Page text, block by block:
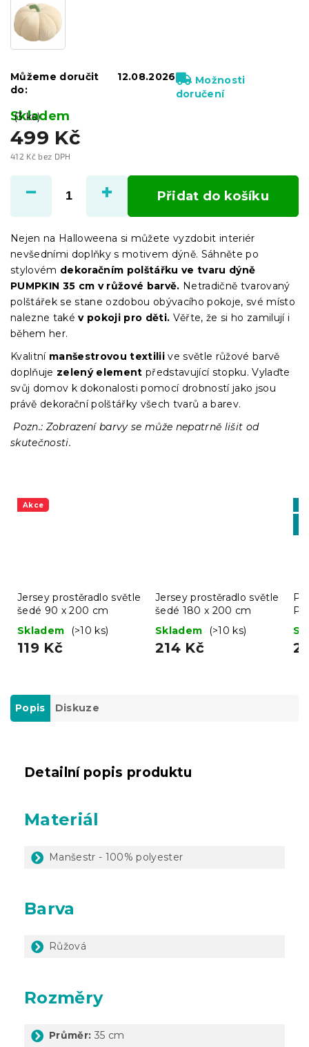
499 Kč
412 Kč bez DPH
cena:
Skladem
(3 ks)
Můžeme doručit
do:
12.08.2026
Možnosti
doručení
Přidat do košíku
Nejen na Halloweena si můžete vyzdobit interiér
nevšedními doplňky s motivem dýně. Sáhněte po
stylovém dekoračním polštářku ve tvaru dýně
PUMPKIN 35 cm v růžové barvě. Netradičně tvarovaný
polštářek se stane ozdobou obývacího pokoje, své místo
nalezne takév pokoji pro děti. Věřte, že si ho zamilují i
během her.
Kvalitní manšestrovou textilii ve světle růžové barvě
doplňuje zelený element představující stopku. Vylaďte
svůj domov k dokonalosti pomocí drobností jako jsou
právě dekorační polštářky všech tvarů a barev.
Pozn.: Zobrazení barvy se může nepatrně lišit od
skutečnosti.
Akce
Jersey prostěradlo světle
šedé 90 x 200 cm
Skladem
(>10 ks)
119 Kč
Jersey prostěradlo světle
šedé 180 x 200 cm
Skladem
(>10 ks)
214 Kč
Popis Diskuze
Detailní popis produktu
Materiál
Manšestr - 100% polyester
Barva
Růžová
Rozměry
Průměr: 35 cm